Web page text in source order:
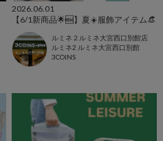
2026.06.01
【6/1新商品🌟🆕】夏☀️服飾アイテム👒
ルミネ２ルミネ大宮西口別館店
ルミネ2 ルミネ大宮西口別館
3COINS